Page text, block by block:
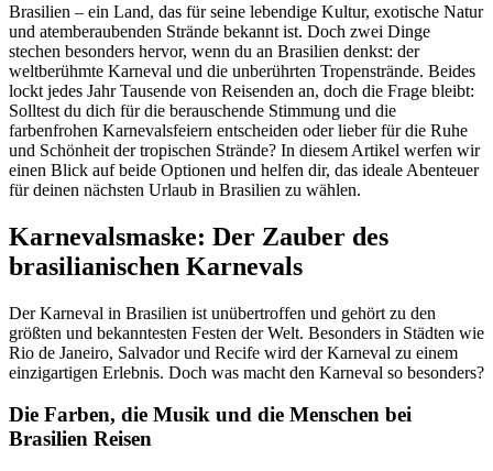
Brasilien – ein Land, das für seine lebendige Kultur, exotische Natur
und atemberaubenden Strände bekannt ist. Doch zwei Dinge
stechen besonders hervor, wenn du an Brasilien denkst: der
weltberühmte Karneval und die unberührten Tropenstrände. Beides
lockt jedes Jahr Tausende von Reisenden an, doch die Frage bleibt:
Solltest du dich für die berauschende Stimmung und die
farbenfrohen Karnevalsfeiern entscheiden oder lieber für die Ruhe
und Schönheit der tropischen Strände? In diesem Artikel werfen wir
einen Blick auf beide Optionen und helfen dir, das ideale Abenteuer
für deinen nächsten Urlaub in Brasilien zu wählen.
Karnevalsmaske: Der Zauber des
brasilianischen Karnevals
Der Karneval in Brasilien ist unübertroffen und gehört zu den
größten und bekanntesten Festen der Welt. Besonders in Städten wie
Rio de Janeiro, Salvador und Recife wird der Karneval zu einem
einzigartigen Erlebnis. Doch was macht den Karneval so besonders?
Die Farben, die Musik und die Menschen bei
Brasilien Reisen